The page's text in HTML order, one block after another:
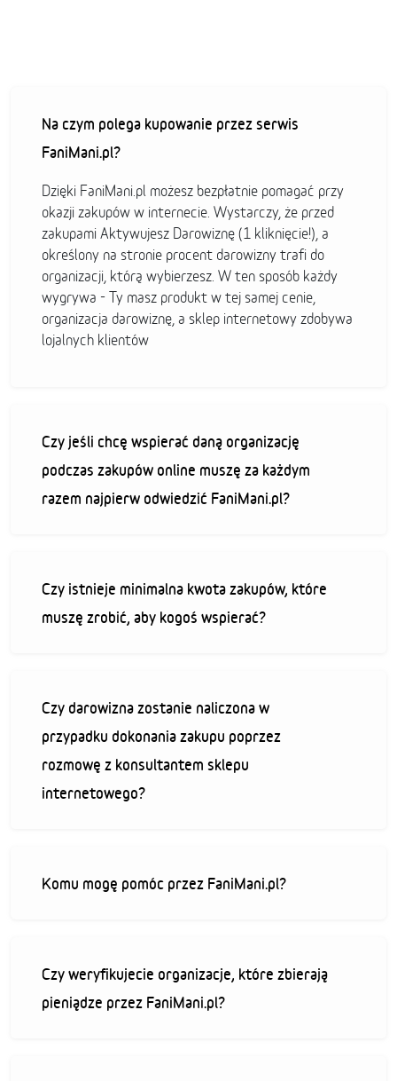
Na czym polega kupowanie przez serwis
FaniMani.pl?
Dzięki FaniMani.pl możesz bezpłatnie pomagać przy
okazji zakupów w internecie. Wystarczy, że przed
zakupami Aktywujesz Darowiznę (1 kliknięcie!), a
określony na stronie procent darowizny trafi do
organizacji, którą wybierzesz. W ten sposób każdy
wygrywa - Ty masz produkt w tej samej cenie,
organizacja darowiznę, a sklep internetowy zdobywa
lojalnych klientów
Czy jeśli chcę wspierać daną organizację
podczas zakupów online muszę za każdym
razem najpierw odwiedzić FaniMani.pl?
Czy istnieje minimalna kwota zakupów, które
muszę zrobić, aby kogoś wspierać?
Czy darowizna zostanie naliczona w
przypadku dokonania zakupu poprzez
rozmowę z konsultantem sklepu
internetowego?
Komu mogę pomóc przez FaniMani.pl?
Czy weryfikujecie organizacje, które zbierają
pieniądze przez FaniMani.pl?